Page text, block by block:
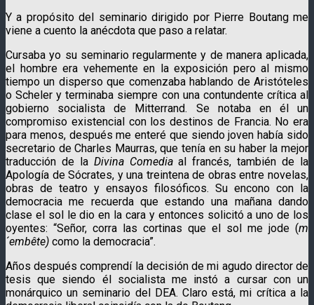
Y a propósito del seminario dirigido por Pierre Boutang me
viene a cuento la anécdota que paso a relatar.
Cursaba yo su seminario regularmente y de manera aplicada,
el hombre era vehemente en la exposición pero al mismo
tiempo un disperso que comenzaba hablando de Aristóteles
o Scheler y terminaba siempre con una contundente crítica al
gobierno socialista de Mitterrand. Se notaba en él un
compromiso existencial con los destinos de Francia. No era
para menos, después me enteré que siendo joven había sido
secretario de Charles Maurras, que tenía en su haber la mejor
traducción de la Divina Comediaal francés, también de la
Apología de Sócrates, y una treintena de obras entre novelas,
obras de teatro y ensayos filosóficos. Su encono con la
democracia me recuerda que estando una mañana dando
clase el sol le dio en la cara y entonces solicitó a uno de los
oyentes: “Señor, corra las cortinas que el sol me jode (m
´embête) como la democracia”.
Años después comprendí la decisión de mi agudo director de
tesis que siendo él socialista me instó a cursar con un
monárquico un seminario del DEA. Claro está, mi crítica a la